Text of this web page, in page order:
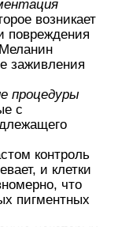
возникает
повреждения
заживления
процедуры
с
контроль
и клетки
что
пигментных